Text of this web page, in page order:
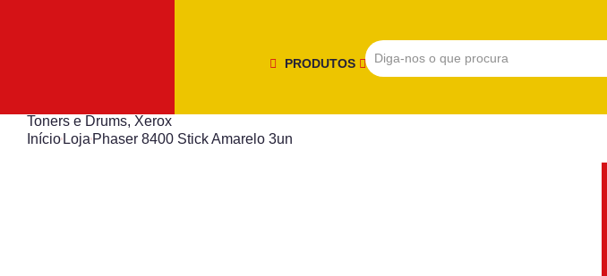
PRODUTOS
Toners e Drums, Xerox
Início Loja Phaser 8400 Stick Amarelo 3un